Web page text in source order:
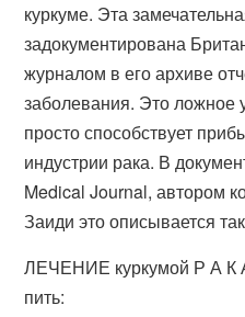
куркуме. Эта
задокументирована
журналом в его архиве
заболевания. Это ложное
просто способствует
индустрии рака. В
Medical Journal, автором
Заиди это описывается
ЛЕЧЕНИЕ куркумой Р А К
пить: